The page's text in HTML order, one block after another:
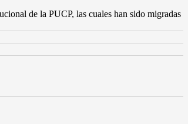
de la PUCP, las cuales han sido migradas